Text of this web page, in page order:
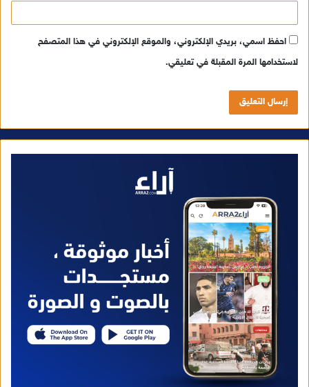
احفظ اسمي، بريدي الإلكتروني، والموقع الإلكتروني في هذا المتصفح
لاستخدامها المرة المقبلة في تعليقي.